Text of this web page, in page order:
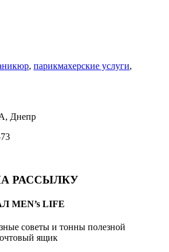
, парикмахерские услуги,
Днепр
РАССЫЛКУ
LIFE
советы и тонны полезной
ящик